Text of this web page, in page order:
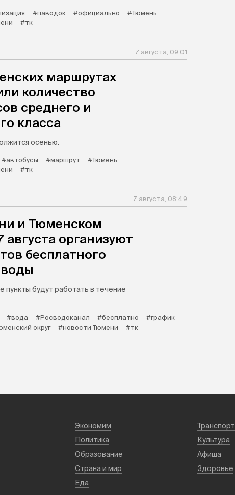
#паводок #официально
#Тюмень
#тк
7 августа, 09:01
маршрутах
количество
среднего и
класса
осенью.
#автобусы #маршрут
#Тюмень
#тк
7 августа, 08:49
и Тюменском
августа организуют
бесплатного
пункты будут работать в течение
#вода #Росводоканал #бесплатно
#график
округ #новости Тюмени #тк
Экономим
Транспорт
Политика
Культура
Образование
Афиша
Страна и мир
Здоровье
Еда